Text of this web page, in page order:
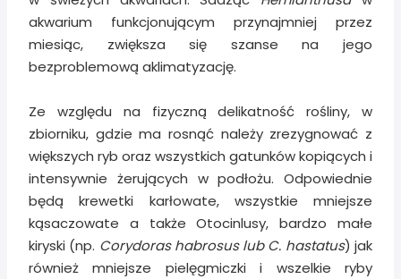
akwarium funkcjonującym przynajmniej przez
miesiąc, zwiększa się szanse na jego
bezproblemową aklimatyzację.
Ze względu na fizyczną delikatność rośliny, w
zbiorniku, gdzie ma rosnąć należy zrezygnować z
większych ryb oraz wszystkich gatunków kopiących i
intensywnie żerujących w podłożu. Odpowiednie
będą krewetki karłowate, wszystkie mniejsze
kąsaczowate a także Otocinlusy, bardzo małe
kiryski (np. Corydoras habrosus lub C. hastatus) jak
również mniejsze pielęgmiczki i wszelkie ryby